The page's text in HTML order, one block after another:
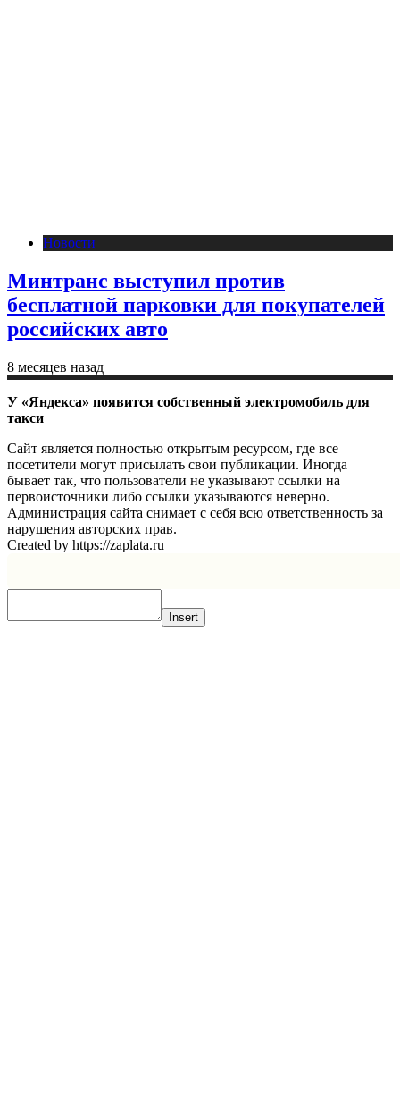
Новости
Минтранс выступил против
бесплатной парковки для покупателей
российских авто
8 месяцев назад
У «Яндекса» появится собственный электромобиль для
такси
Сайт является полностью открытым ресурсом, где все
посетители могут присылать свои публикации. Иногда
бывает так, что пользователи не указывают ссылки на
первоисточники либо ссылки указываются неверно.
Администрация сайта снимает с себя всю ответственность за
нарушения авторских прав.
Created by https://zaplata.ru
Insert